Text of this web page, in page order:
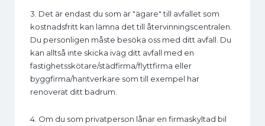
3. Det är endast du som är "ägare" till avfallet som
kostnadsfritt kan lämna det till återvinningscentralen.
Du personligen måste besöka oss med ditt avfall. Du
kan alltså inte skicka iväg ditt avfall med en
fastighetsskötare/städfirma/flyttfirma eller
byggfirma/hantverkare som till exempel har
renoverat ditt badrum.
4. Om du som privatperson lånar en firmaskyltad bil